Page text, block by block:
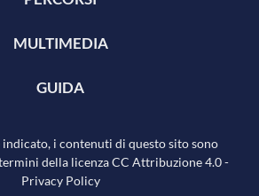
MULTIMEDIA
GUIDA
indicato, i contenuti di questo sito sono
della licenza CC Attribuzione 4.0-
Privacy Policy